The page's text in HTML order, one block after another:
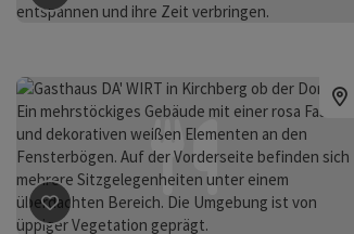
Beitrag merken: Gasthaus DA' WIRT